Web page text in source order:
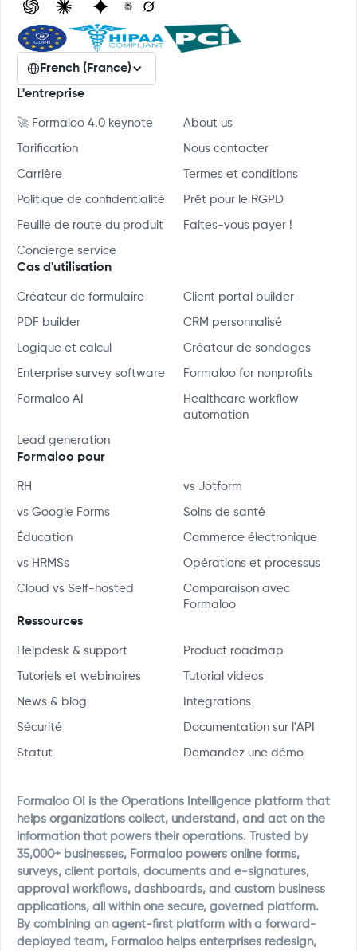
French (France)
L'entreprise
🚀 Formaloo 4.0 keynote About us
Tarification Nous contacter
Carrière Termes et conditions
Politique de confidentialité Prêt pour le RGPD
Feuille de route du produit Faites-vous payer !
Concierge service
Cas d'utilisation
Créateur de formulaire Client portal builder
PDF builder CRM personnalisé
Logique et calcul Créateur de sondages
Enterprise survey software Formaloo for nonprofits
Formaloo AI
Healthcare workflow
automation
Lead generation
Formaloo pour
RH vs Jotform
vs Google Forms Soins de santé
Éducation Commerce électronique
vs HRMSs Opérations et processus
Cloud vs Self-hosted
Comparaison avec
Formaloo
Ressources
Helpdesk & support Product roadmap
Tutoriels et webinaires Tutorial videos
News & blog Integrations
Sécurité Documentation sur l'API
Statut Demandez une démo
Formaloo OI is the Operations Intelligence platform that
helps organizations collect, understand, and act on the
information that powers their operations. Trusted by
35,000+ businesses, Formaloo powers online forms,
surveys, client portals, documents and e-signatures,
approval workflows, dashboards, and custom business
applications, all within one secure, governed platform.
By combining an agent-first platform with a forward-
deployed team, Formaloo helps enterprises redesign,